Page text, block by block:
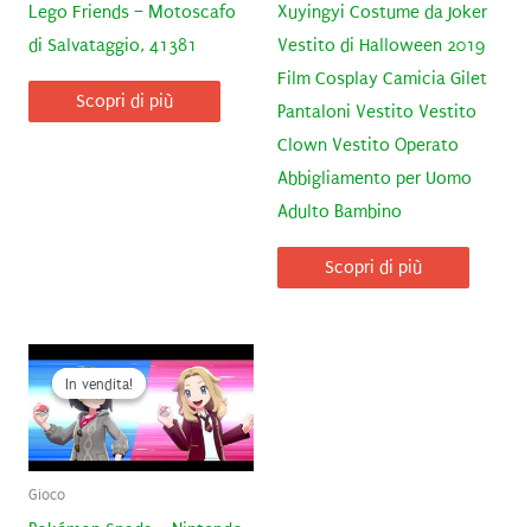
Lego Friends – Motoscafo
di Salvataggio, 41381
Scopri di più
Xuyingyi Costume da Joker
Vestito di Halloween 2019
Film Cosplay Camicia Gilet
Pantaloni Vestito Vestito
Clown Vestito Operato
Abbigliamento per Uomo
Adulto Bambino
Scopri di più
In vendita!
In vendita!
Gioco